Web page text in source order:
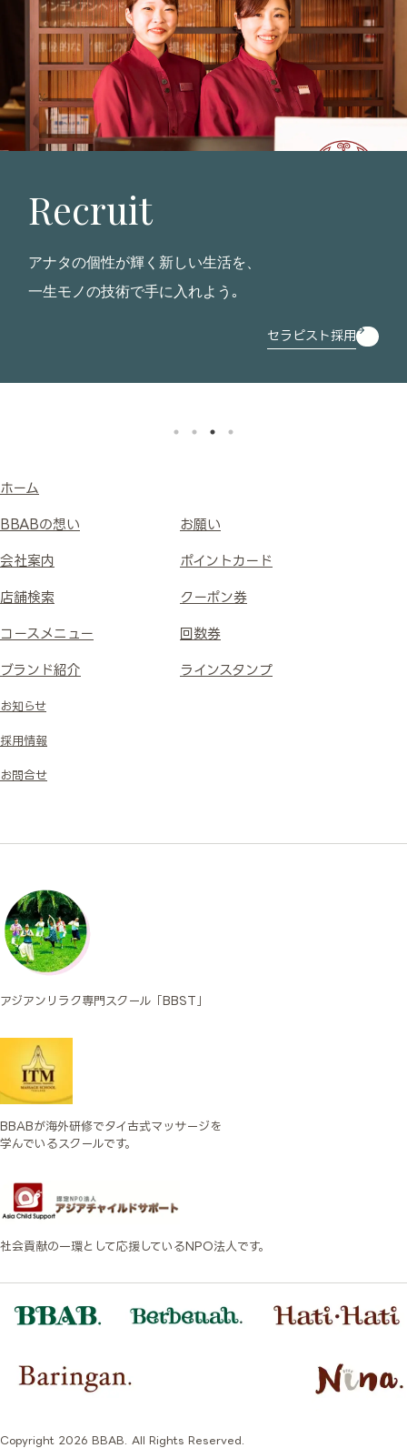
Recruit
アナタの個性が輝く新しい生活を、
一生モノの技術で手に入れよう｡
セラピスト採用
ホーム
BBABの想い
会社案内
店舗検索
コースメニュー
ブランド紹介
お願い
ポイントカード
クーポン券
回数券
ラインスタンプ
お知らせ
採用情報
お問合せ
アジアンリラク専門スクール「BBST」
BBABが海外研修でタイ古式マッサージを
学んでいるスクールです。
社会貢献の一環として応援しているNPO法人です。
Copyright 2026 BBAB. All Rights Reserved.